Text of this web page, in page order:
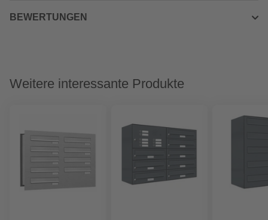
BEWERTUNGEN
Weitere interessante Produkte